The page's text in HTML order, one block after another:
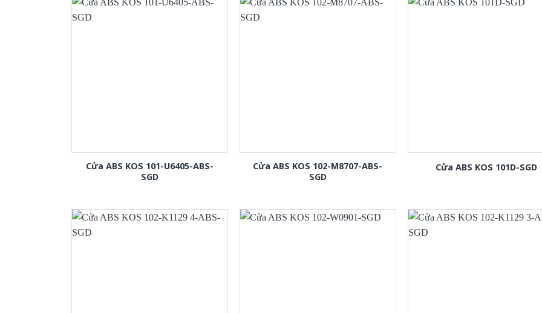
Cửa ABS KOS 101-U6405-ABS-
SGD
Cửa ABS KOS 102-M8707-ABS-
SGD
Cửa ABS KOS 101D-SGD